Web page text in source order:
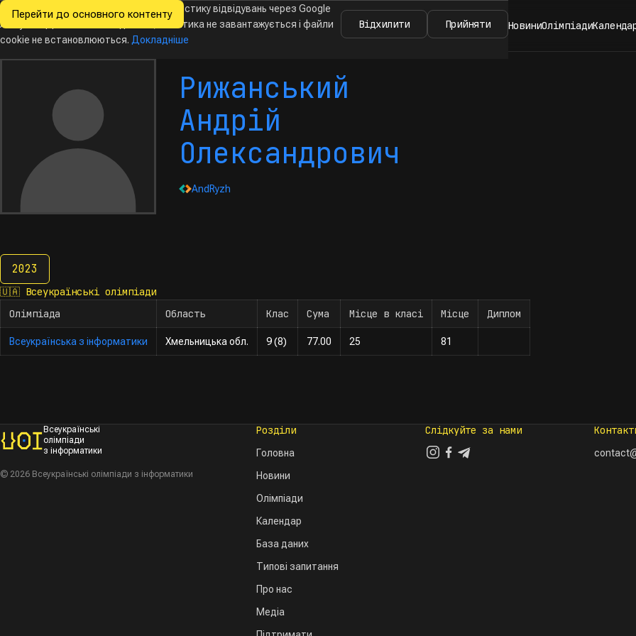
Перейти до основного контенту
Всеукраїнські
з інформатики
НовиниОлімпіади
Рижанський
Андрій
Олександрович
AndRyzh
2023
2023
🇺🇦 Всеукраїнські олімпіади
Олімпіада
Область Клас Сума Місце в класі Місце Диплом
Всеукраїнська з інформатики Хмельницька обл. 9 (8) 77.00 25 81
Всеукраїнські
олімпіади
з інформатики
© 2026 Всеукраїнські олімпіади з інформатики
Розділи
Головна
Новини
Олімпіади
Календар
База даних
Типові запитання
Про нас
Медіа
Слідкуйте за нами
Ми хочемо збирати знеособлену статистику відвідувань через Google
Analytics. Доки ви не погодитесь, аналітика не завантажується і файли
cookie не встановлюються. Докладніше
Відхилити Прийняти